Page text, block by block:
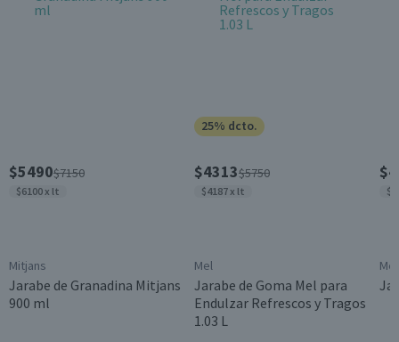
$5490$7150
$6100 x lt
Mitjans
Jarabe de Granadina Mitjans
900 ml
25% dcto.
$4313$5750
$4187 x lt
Mel
Jarabe de Goma Mel para
Endulzar Refrescos y Tragos
1.03 L
Mel